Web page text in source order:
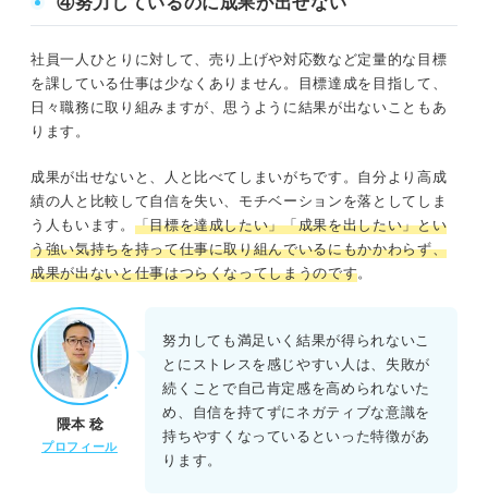
社員一人ひとりに対して、売り上げや対応数など定量的な目標
を課している仕事は少なくありません。目標達成を目指して、
日々職務に取り組みますが、思うように結果が出ないこともあ
ります。
成果が出せないと、人と比べてしまいがちです。自分より高成
績の人と比較して自信を失い、モチベーションを落としてしま
う人もいます。 「目標を達成したい」「成果を出したい」とい
う強い気持ちを持って仕事に取り組んでいるにもかかわらず、
成果が出ないと仕事はつらくなってしまうのです。
隈本 稔
プロフィール
努力しても満足いく結果が得られないこ
とにストレスを感じやすい人は、失敗が
続くことで自己肯定感を高められないた
め、自信を持てずにネガティブな意識を
持ちやすくなっているといった特徴があ
ります。